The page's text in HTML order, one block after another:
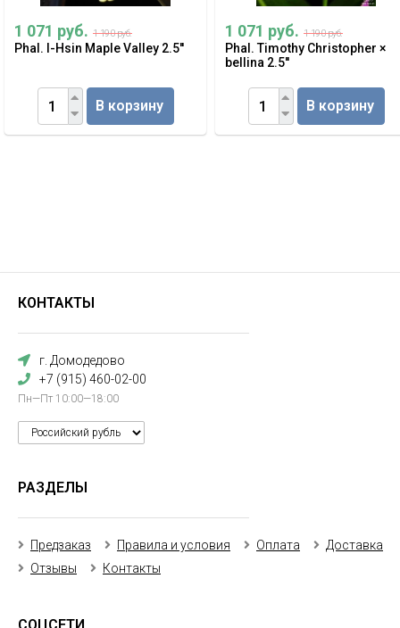
1 071 руб. 1 190 руб.
Phal. I-Hsin Maple Valley 2.5''
В корзину
1 071 руб. 1 190 руб.
Phal. Timothy Christopher ×
bellina 2.5''
В корзину
КОНТАКТЫ
г. Домодедово
+7 (915) 460-02-00
Пн—Пт 10:00—18:00
РАЗДЕЛЫ
Предзаказ Правила и условия Оплата
Доставка
Отзывы
Контакты